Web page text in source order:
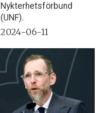
Nykterhetsförbund
(UNF).
2024-06-11